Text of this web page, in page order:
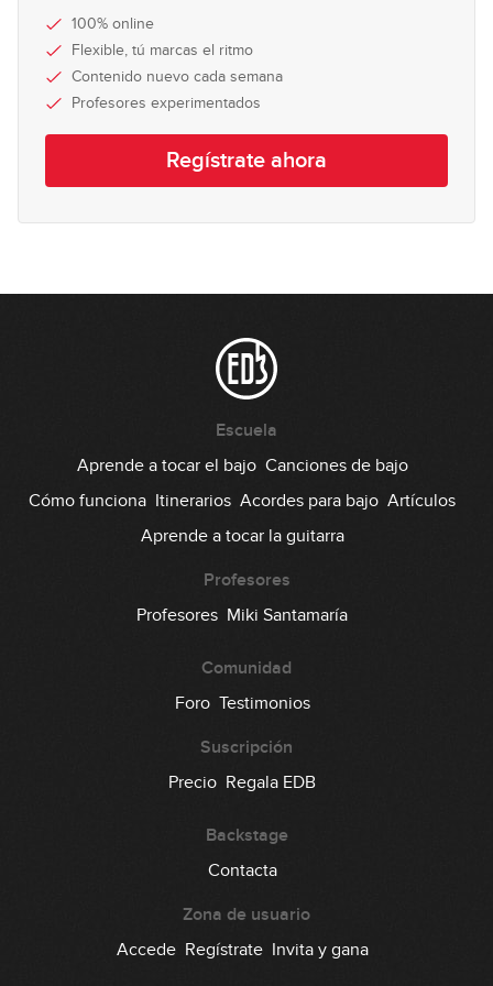
05:38
04:31
#21: Fingerstyle Groove en Em
05:44
#25: Slap Groove - Finesse (Bruno
Mars)
#26: Fingerstyle Groove con swing
#27: Fingerstyle Groove en Cm
#29: Hip Hop en Am
100% online
Flexible, tú marcas el ritmo
Contenido nuevo cada semana
Profesores experimentados
Regístrate ahora
Escuela
Aprende a tocar el bajo Canciones de bajo
Cómo funciona Itinerarios Acordes para bajo Artículos
Aprende a tocar la guitarra
Profesores
Profesores Miki Santamaría
Comunidad
Foro Testimonios
Suscripción
Precio Regala EDB
Backstage
Contacta
Zona de usuario
Accede Regístrate Invita y gana